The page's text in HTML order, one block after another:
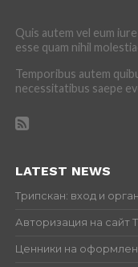
Quis autem vel eum
esse quam nihil
Temporibus autem
necessitatibus saepe
LATEST NEWS
Трипскан: вход и
Авторизация на сайт
Ценники на